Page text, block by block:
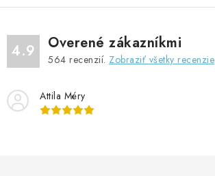
á
d
a
c
e
4.9 Overené zákazníkmi
564 recenzií. Zobraziť všetky recenzie
Attila Méry